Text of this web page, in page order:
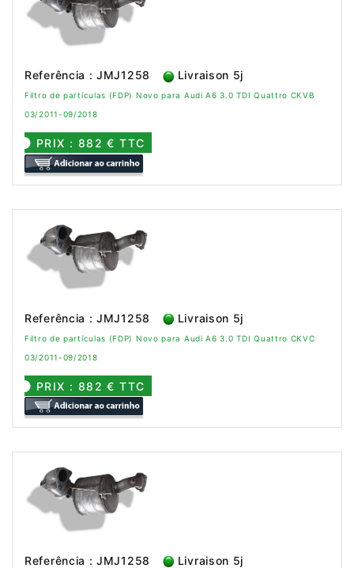
Referência : JMJ1258 Livraison 5j
Filtro de partículas (FDP) Novo para Audi A6 3.0 TDI Quattro CKVB
03/2011-09/2018
PRIX : 882 € TTC
Referência : JMJ1258 Livraison 5j
Filtro de partículas (FDP) Novo para Audi A6 3.0 TDI Quattro CKVC
03/2011-09/2018
PRIX : 882 € TTC
Referência : JMJ1258 Livraison 5j